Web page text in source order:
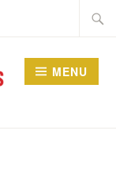
MENU